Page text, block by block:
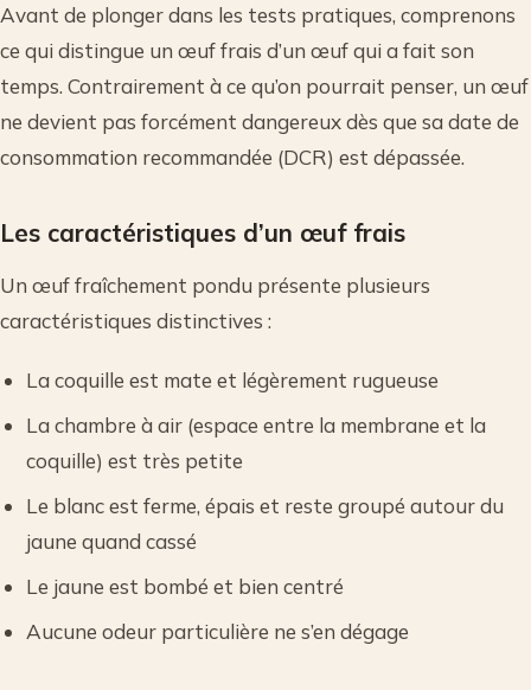
Avant de plonger dans les tests pratiques, comprenons
ce qui distingue un œuf frais d’un œuf qui a fait son
temps. Contrairement à ce qu’on pourrait penser, un œuf
ne devient pas forcément dangereux dès que sa date de
consommation recommandée (DCR) est dépassée.
Les caractéristiques d’un œuf frais
Un œuf fraîchement pondu présente plusieurs
caractéristiques distinctives :
La coquille est mate et légèrement rugueuse
La chambre à air (espace entre la membrane et la
coquille) est très petite
Le blanc est ferme, épais et reste groupé autour du
jaune quand cassé
Le jaune est bombé et bien centré
Aucune odeur particulière ne s’en dégage